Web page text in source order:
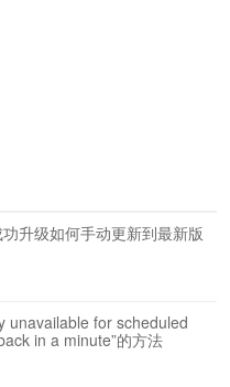
升级如何手动更新到最新版
unavailable for scheduled
in a minute”的方法